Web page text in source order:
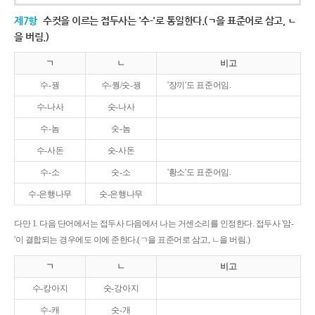
제7항 수컷을 이르는 접두사는 '수-'로 통일한다.(ㄱ을 표준어로 삼고, ㄴ
을 버림.)
ㄱ ㄴ 비고
수-꿩 수-퀑/숫-꿩 '장끼'도 표준어임.
수-나사 숫-나사
수-놈 숫-놈
수-사돈 숫-사돈
수-소 숫-소 '황소'도 표준어임.
수-은행나무 숫-은행나무
다만 1. 다음 단어에서는 접두사 다음에서 나는 거센소리를 인정한다. 접두사 '암-
'이 결합되는 경우에도 이에 준한다.(ㄱ을 표준어로 삼고, ㄴ을 버림.)
ㄱ ㄴ 비고
수-캉아지 숫-강아지
수-캐 숫-개